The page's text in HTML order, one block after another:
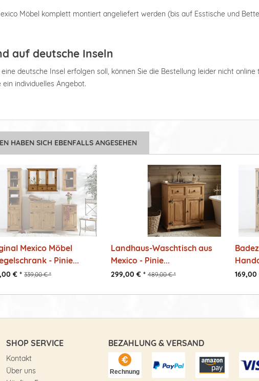
Möbel komplett montiert angeliefert werden (bis auf Esstische und
auf deutsche Inseln
deutsche Insel erfolgen soll, können Sie die Bestellung leider nicht
individuelles Angebot.
HABEN SICH EBENFALLS ANGESEHEN
Mexico Möbel
- Pinie...
€ * 339,00 € *
Landhaus-Waschtisch aus
Mexico - Pinie...
299,00 € * 489,00 € * 169,00
SHOP SERVICE
Kontakt
Über uns
BEZAHLUNG & VERSAND